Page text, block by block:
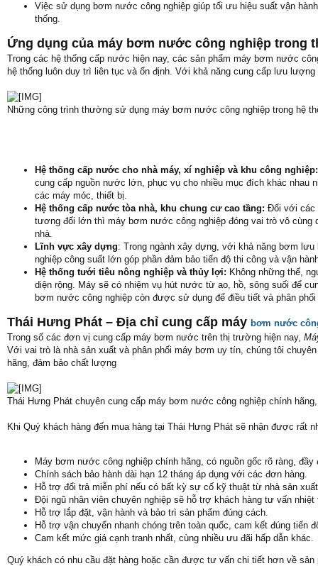
Việc sử dụng bơm nước công nghiệp giúp tối ưu hiệu suất vận
thống.
Ứng dụng của máy bơm nước công nghiệp trong
Trong các hệ thống cấp nước hiện nay, các sản phẩm máy bơm nước
hệ thống luôn duy trì liên tục và ổn định. Với khả năng cung cấp lưu
Những công trình thường sử dụng máy bơm nước công nghiệp trong hệ
Hệ thống cấp nước cho nhà máy, xí nghiệp và khu công
cung cấp nguồn nước lớn, phục vụ cho nhiều mục đích khác
các máy móc, thiết bị.
Hệ thống cấp nước tòa nhà, khu chung cư cao tầng: Đối với các
tương đối lớn thì máy bơm nước công nghiệp đóng vai trò vô cùng
nhà.
Lĩnh vực xây dựng: Trong ngành xây dựng, với khả năng bơm
nghiệp công suất lớn góp phần đảm bảo tiến độ thi công và vận
Hệ thống tưới tiêu nông nghiệp và thủy lợi: Không những thế,
diện rộng. Máy sẽ có nhiệm vụ hút nước từ ao, hồ, sông suối để
bơm nước công nghiệp còn được sử dụng để điều tiết và phân
Thái Hưng Phát – Địa chỉ cung cấp máy bơm nước
Trong số các đơn vị cung cấp máy bơm nước trên thị trường hiện nay,
Với vai trò là nhà sản xuất và phân phối máy bơm uy tín, chúng tôi
hãng, đảm bảo chất lượng
Thái Hưng Phát chuyên cung cấp máy bơm nước công nghiệp chính
Khi Quý khách hàng đến mua hàng tại Thái Hưng Phát sẽ nhận được rất
Máy bơm nước công nghiệp chính hãng, có nguồn gốc rõ ràng, đầy
Chính sách bảo hành dài hạn 12 tháng áp dụng với các đơn hàng.
Hỗ trợ đổi trả miễn phí nếu có bất kỳ sự cố kỹ thuật từ nhà sản
Đội ngũ nhân viên chuyên nghiệp sẽ hỗ trợ khách hàng tư vấn
Hỗ trợ lắp đặt, vận hành và bảo trì sản phẩm đúng cách.
Hỗ trợ vận chuyển nhanh chóng trên toàn quốc, cam kết đúng tiến
Cam kết mức giá cạnh tranh nhất, cùng nhiều ưu đãi hấp dẫn khác.
Quý khách có nhu cầu đặt hàng hoặc cần được tư vấn chi tiết hơn về